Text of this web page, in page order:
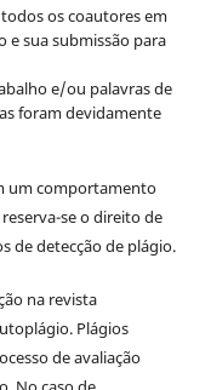
os coautores em
e sua submissão para
e/ou palavras de
foram devidamente
um comportamento
se o direito de
de detecção de plágio.
na revista
Plágios
de avaliação